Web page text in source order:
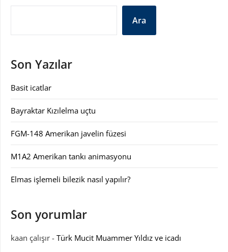
Ara
Son Yazılar
Basit icatlar
Bayraktar Kızılelma uçtu
FGM-148 Amerikan javelin füzesi
M1A2 Amerikan tankı animasyonu
Elmas işlemeli bilezik nasıl yapılır?
Son yorumlar
kaan çalışır - Türk Mucit Muammer Yıldız ve icadı